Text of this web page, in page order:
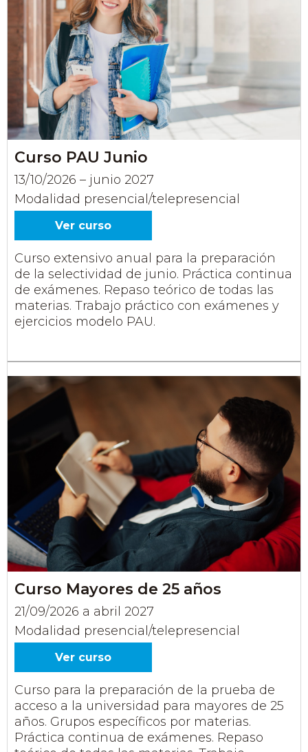
Curso PAU Junio
13/10/2026 – junio 2027
Modalidad presencial/telepresencial
Ver curso
Curso extensivo anual para la preparación
de la selectividad de junio. Práctica continua
de exámenes. Repaso teórico de todas las
materias. Trabajo práctico con exámenes y
ejercicios modelo PAU.
Curso Mayores de 25 años
21/09/2026 a abril 2027
Modalidad presencial/telepresencial
Ver curso
Curso para la preparación de la prueba de
acceso a la universidad para mayores de 25
años. Grupos específicos por materias.
Práctica continua de exámenes. Repaso